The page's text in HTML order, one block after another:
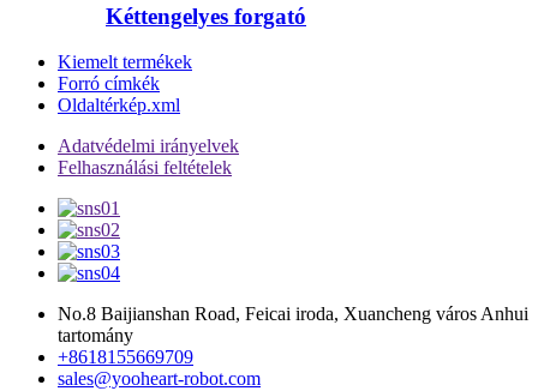
Kéttengelyes forgató
Kiemelt termékek
Forró címkék
Oldaltérkép.xml
Adatvédelmi irányelvek
Felhasználási feltételek
No.8 Baijianshan Road, Feicai iroda, Xuancheng város Anhui
tartomány
+8618155669709
sales@yooheart-robot.com